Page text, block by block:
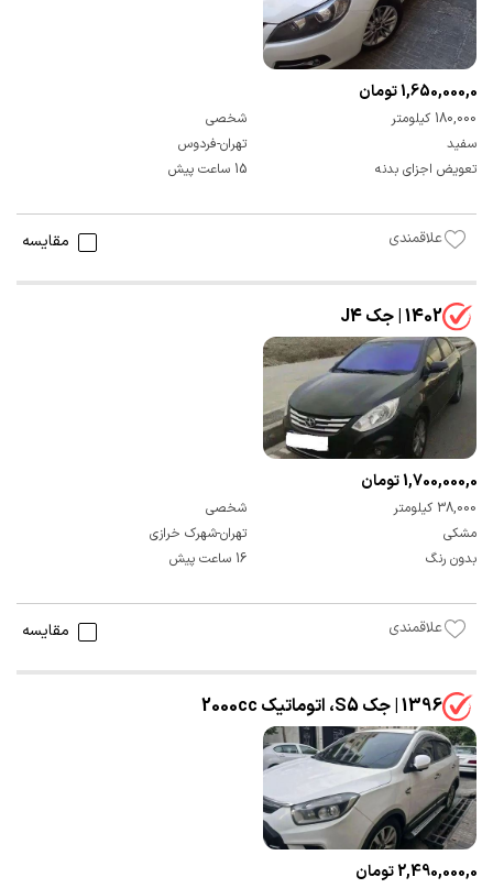
1,650,000,000 تومان
180,000 کیلومتر
شخصی
سفید
تهران-فردوس
تعویض اجزای بدنه
15 ساعت پیش
علاقمندی مقایسه
1402 | جک J4
1,700,000,000 تومان
38,000 کیلومتر
شخصی
مشکی
تهران-شهرک خرازی
بدون رنگ
16 ساعت پیش
علاقمندی مقایسه
1396 | جک S5، اتوماتیک 2000cc
2,490,000,000 تومان